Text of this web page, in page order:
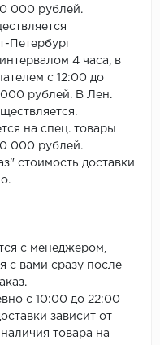
SPC Stronghold
TANTO
Tarkett
Wonderful Vinyl
000 рублей.
Петербург
4 часа, в
с 12:00 до
рублей. В Лен.
на спец. товары
000 рублей.
стоимость доставки
с менеджером,
с вами сразу после
с 10:00 до 22:00
зависит от
товара на